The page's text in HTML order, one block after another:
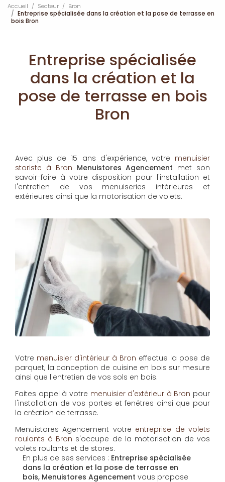
Accueil Secteur
Bron
Entreprise spécialisée dans la création et la pose de terrasse en
bois Bron
Entreprise spécialisée
dans la création et la
pose de terrasse en bois
Bron
Avec plus de 15 ans d'expérience, votre menuisier
storiste à Bron Menuistores Agencement met son
savoir-faire à votre disposition pour l'installation et
l'entretien de vos menuiseries intérieures et
extérieures ainsi que la motorisation de volets.
Votre menuisier d'intérieur à Bron effectue la pose de
parquet, la conception de cuisine en bois sur mesure
ainsi que l'entretien de vos sols en bois.
Faites appel à votre menuisier d'extérieur à Bron pour
l'installation de vos portes et fenêtres ainsi que pour
la création de terrasse.
Menuistores Agencement votre entreprise de volets
roulants à Bron s'occupe de la motorisation de vos
volets roulants et de stores.
En plus de ses services : Entreprise spécialisée
dans la création et la pose de terrasse en
bois, Menuistores Agencement vous propose